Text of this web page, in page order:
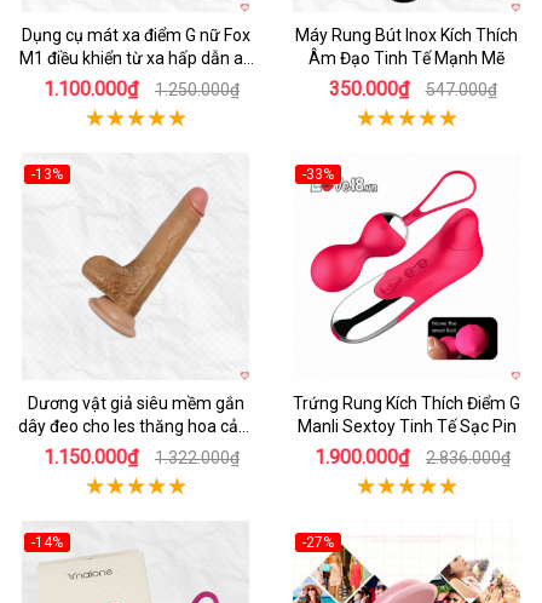
Dụng cụ mát xa điểm G nữ Fox
M1 điều khiển từ xa hấp dẫn an
toàn
1.100.000₫ 1.250.000₫
Máy Rung Bút Inox Kích Thích
Âm Đạo Tinh Tế Mạnh Mẽ
350.000₫ 547.000₫
-13%
Dương vật giả siêu mềm gắn
dây đeo cho les thăng hoa cảm
xúc
1.150.000₫ 1.322.000₫
-33%
Hot
Trứng Rung Kích Thích Điểm G
Manli Sextoy Tinh Tế Sạc Pin
1.900.000₫ 2.836.000₫
-14%
Hot
-27%
Hot